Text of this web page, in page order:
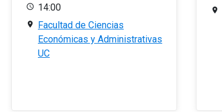
14:00
Facultad de Ciencias
Económicas y Administrativas
UC